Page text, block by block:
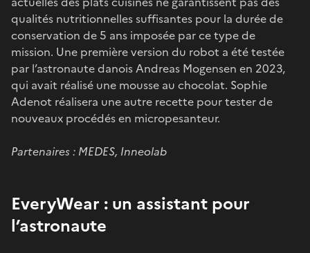
qualités nutritionnelles suffisantes pour la durée de
conservation de 5 ans imposée par ce type de
mission. Une première version du robot a été testée
par l’astronaute danois Andreas Mogensen en 2023,
qui avait réalisé une mousse au chocolat. Sophie
Adenot réalisera une autre recette pour tester de
nouveaux procédés en micropesanteur.
Partenaires : MEDES, Inneolab
EveryWear : un assistant pour
l’astronaute